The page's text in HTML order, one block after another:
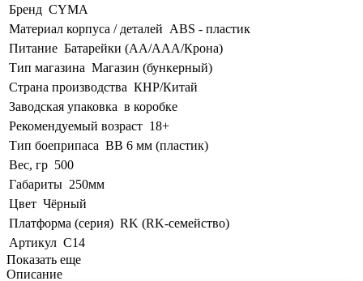
Бренд CYMA
Материал корпуса / деталей ABS - пластик
Питание Батарейки (AA/AAA/Крона)
Тип магазина Магазин (бункерный)
Страна производства КНР/Китай
Заводская упаковка в коробке
Рекомендуемый возраст 18+
Тип боеприпаса BB 6 мм (пластик)
Вес, гр 500
Габариты 250мм
Цвет Чёрный
Платформа (серия) RK (RK-семейство)
Артикул C14
Показать еще
Описание